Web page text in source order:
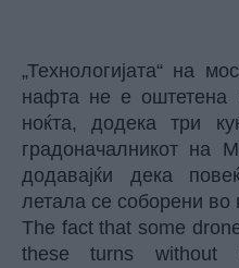
„Технологијата“ на
нафта не е оштетена
ноќта, додека три
градоначалникот на
додавајќи дека
летала се соборени во
The fact that some
these turns without